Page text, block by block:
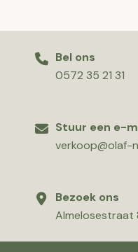
Bel ons
0572 35 21 31
Stuur een e-
verkoop@olaf-
Bezoek ons
Almelosestraat